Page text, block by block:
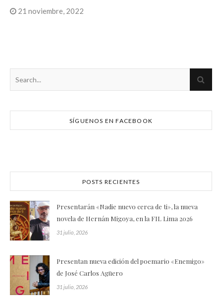
21 noviembre, 2022
SÍGUENOS EN FACEBOOK
POSTS RECIENTES
Presentarán «Nadie nuevo cerca de ti», la nueva
novela de Hernán Migoya, en la FIL Lima 2026
31 julio, 2026
Presentan nueva edición del poemario «Enemigo»
de José Carlos Agüero
31 julio, 2026